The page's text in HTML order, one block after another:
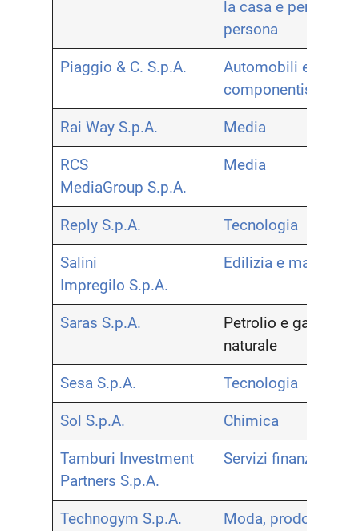
la casa e per la
persona
Piaggio & C. S.p.A.
Automobili e
componentistica
Rai Way S.p.A. Media
RCS
MediaGroup S.p.A.
Media
Reply S.p.A. Tecnologia
Salini
Impregilo S.p.A.
Edilizia e materiali
Saras S.p.A.
Petrolio e gas
naturale
Sesa S.p.A. Tecnologia
Sol S.p.A. Chimica
Tamburi Investment
Partners S.p.A.
Servizi finanziari
Technogym S.p.A.
Moda, prodotti per